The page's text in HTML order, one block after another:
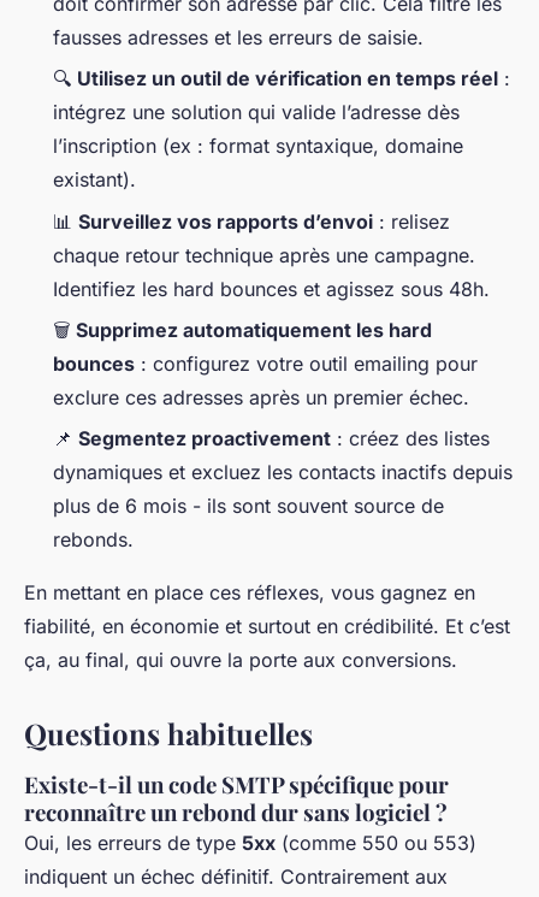
fausses adresses et les erreurs de saisie.
🔍 Utilisez un outil de vérification en temps réel :
intégrez une solution qui valide l’adresse dès
l’inscription (ex : format syntaxique, domaine
existant).
📊 Surveillez vos rapports d’envoi : relisez
chaque retour technique après une campagne.
Identifiez les hard bounces et agissez sous 48h.
🗑️ Supprimez automatiquement les hard
bounces : configurez votre outil emailing pour
exclure ces adresses après un premier échec.
📌 Segmentez proactivement : créez des listes
dynamiques et excluez les contacts inactifs depuis
plus de 6 mois - ils sont souvent source de
rebonds.
En mettant en place ces réflexes, vous gagnez en
fiabilité, en économie et surtout en crédibilité. Et c’est
ça, au final, qui ouvre la porte aux conversions.
Questions habituelles
Existe-t-il un code SMTP spécifique pour
reconnaître un rebond dur sans logiciel ?
Oui, les erreurs de type 5xx (comme 550 ou 553)
indiquent un échec définitif. Contrairement aux